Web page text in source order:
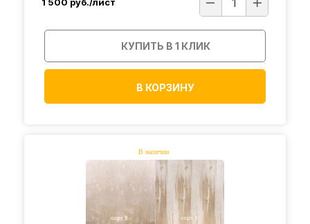
1 500 руб./лист
КУПИТЬ В 1 КЛИК
В КОРЗИНУ